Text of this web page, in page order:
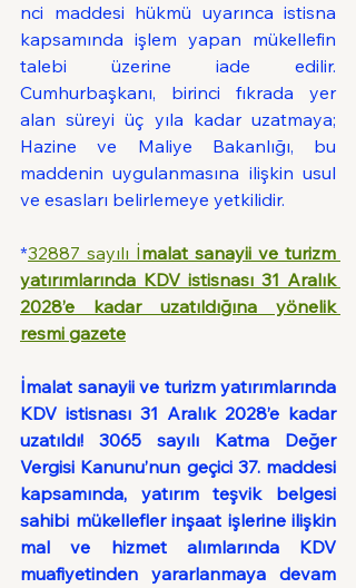
nci maddesi hükmü uyarınca istisna
kapsamında işlem yapan mükellefin
talebi üzerine iade edilir.
Cumhurbaşkanı, birinci fıkrada yer
alan süreyi üç yıla kadar uzatmaya;
Hazine ve Maliye Bakanlığı, bu
maddenin uygulanmasına ilişkin usul
ve esasları belirlemeye yetkilidir.
*32887 sayılı İmalat sanayii ve turizm
yatırımlarında KDV istisnası 31 Aralık
2028’e kadar uzatıldığına yönelik
resmi gazete
İmalat sanayii ve turizm yatırımlarında
KDV istisnası 31 Aralık 2028’e kadar
uzatıldı! 3065 sayılı Katma Değer
Vergisi Kanunu’nun geçici 37. maddesi
kapsamında, yatırım teşvik belgesi
sahibi mükellefler inşaat işlerine ilişkin
mal ve hizmet alımlarında KDV
muafiyetinden yararlanmaya devam